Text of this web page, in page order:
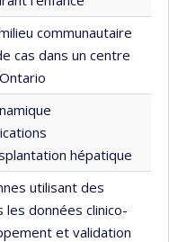
communautaire
cas dans un centre
hépatique
utilisant des
données clinico-
et validation